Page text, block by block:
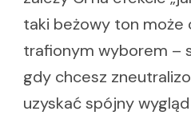
taki beżowy ton może
trafionym wyborem –
gdy chcesz
uzyskać spójny